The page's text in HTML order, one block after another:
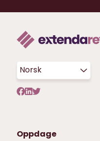
Norsk
Oppdage